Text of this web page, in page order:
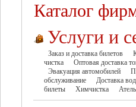
Каталог
Услуги и
Заказ и доставка билетов
чистка
Оптовая доставка
Эвакуация автомобилей
обслуживание
Доставка
билеты
Химчистка